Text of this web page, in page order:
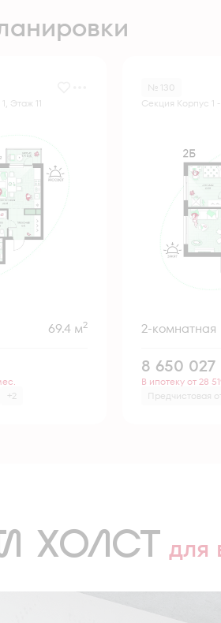
Этаж 11
69.4 м2
+2
№ 130
Секция Корпус 1
2-комнатная
8 650 027
В ипотеку от 28
Предчистовая
ХОЛСТ для